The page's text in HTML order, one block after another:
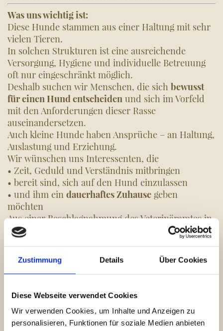
Zustimmung Details Über Cookies
Diese Webseite verwendet Cookies
Wir verwenden Cookies, um Inhalte und Anzeigen zu
personalisieren, Funktionen für soziale Medien anbieten
Was uns wichtig ist:
Diese Hunde stammen aus einer Haltung mit sehr
vielen Tieren.
In solchen Strukturen ist eine ausreichende
Versorgung, Hygiene und individuelle Betreuung
oft nur eingeschränkt möglich.
Deshalb suchen wir Menschen, die sich bewusst
für einen Hund entscheiden und sich im Vorfeld
mit den Anforderungen dieser Rasse
auseinandersetzen.
Auch kleine Hunde haben Ansprüche – an Haltung,
Auslastung und Erziehung.
Wir wünschen uns Interessenten, die
• Zeit, Geduld und Verständnis mitbringen
• bereit sind, sich auf den Hund einzulassen
• und ihm ein dauerhaftes Zuhause geben
möchten
Aus einer Beschlagnahmung des Veterinäramtes in
einem
Animal Hoarding-Fall mit insgesamt 97
aufnehmen.
Wir wurden zur Unterstützung hinzugezogen und
haben selbstverständlich in dem Rahmen geholfen,
den wir leisten konnten.
An dieser Stelle möchten wir uns herzlich beim
Veterinäramt Burgenlandkreis für die
Zusammenarbeit und den Einsatz bedanken.